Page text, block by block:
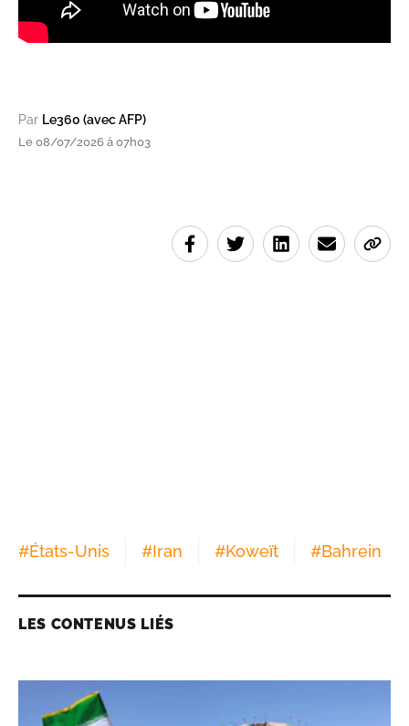
Par Le360 (avec AFP)
Le 08/07/2026 à 07h03
#États-Unis #Iran #Koweït #Bahrein
LES CONTENUS LIÉS